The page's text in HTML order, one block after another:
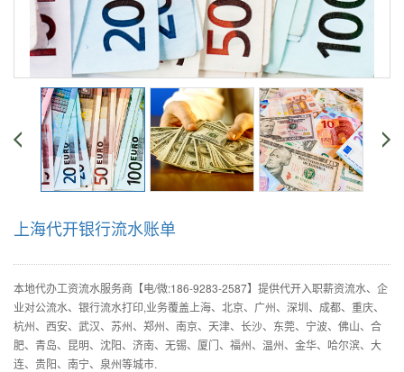
上海代开银行流水账单
本地代办工资流水服务商【电/微:186-9283-2587】提供代开入职薪资流水、企
业对公流水、银行流水打印,业务覆盖上海、北京、广州、深圳、成都、重庆、
杭州、西安、武汉、苏州、郑州、南京、天津、长沙、东莞、宁波、佛山、合
肥、青岛、昆明、沈阳、济南、无锡、厦门、福州、温州、金华、哈尔滨、大
连、贵阳、南宁、泉州等城市.